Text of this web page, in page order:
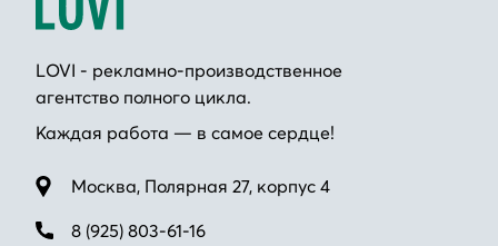
LOVI - рекламно-производственное
агентство полного цикла.
Каждая работа — в самое сердце!
Москва, Полярная 27, корпус 4
8 (925) 803-61-16